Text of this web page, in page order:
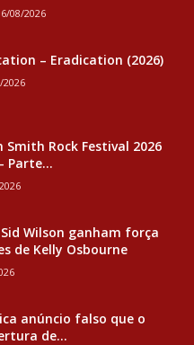
08/2026
– Eradication (2026)
2026
Smith Rock Festival 2026
Parte...
Wilson ganham força
de Kelly Osbourne
anúncio falso que o
de...